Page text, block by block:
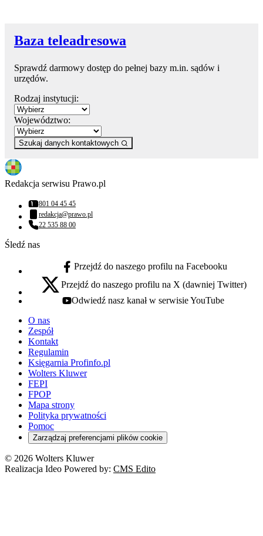
Baza teleadresowa
Sprawdź darmowy dostęp do pełnej bazy m.in. sądów i
urzędów.
Rodzaj instytucji:
Województwo:
Szukaj danych kontaktowych
Redakcja serwisu Prawo.pl
Numer telefonu:
801 04 45 45
Adres email:
redakcja@prawo.pl
Numer telefonu:
22 535 88 00
Śledź nas
facebook - otwiera się w nowej karcie
Przejdź do naszego profilu na Facebooku
x - otwiera się w nowej karcie
Przejdź do naszego profilu na X (dawniej Twitter)
youtube - otwiera się w nowej karcie
Odwiedź nasz kanał w serwisie YouTube
O nas
Zespół
Kontakt
Regulamin
Księgarnia Profinfo.pl
Wolters Kluwer
FEPI
FPOP
Mapa strony
Polityka prywatności
Pomoc
Zarządzaj preferencjami plików cookie
© 2026 Wolters Kluwer
Realizacja Ideo Powered by: CMS Edito